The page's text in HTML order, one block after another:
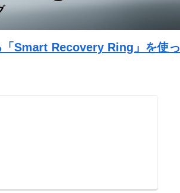
Smart Recovery Ring」を使っ